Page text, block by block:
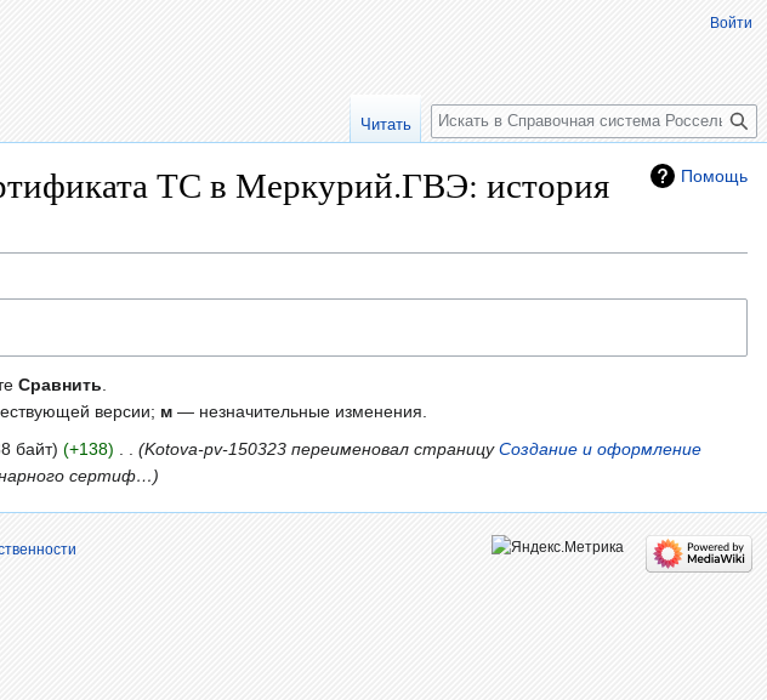
Помощь
ТС в Меркурий.ГВЭ: история
Сравнить.
версии; м — незначительные изменения.
байт +138 Kotova-pv-150323 переименовал страницуСоздание и оформление
сертиф…
Войти
Читать
Поиск